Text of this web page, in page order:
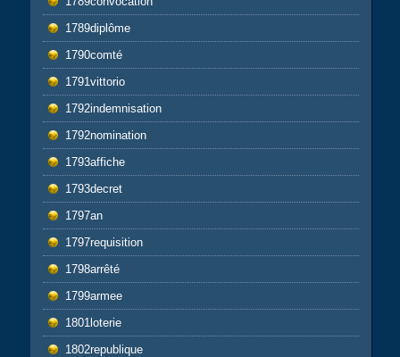
1789diplôme
1790comté
1791vittorio
1792indemnisation
1792nomination
1793affiche
1793decret
1797an
1797requisition
1798arrêté
1799armee
1801loterie
1802republique